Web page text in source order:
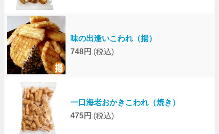
味の出逢いこわれ（揚）
748円 (税込)
一口海老おかきこわれ（焼き）
475円 (税込)